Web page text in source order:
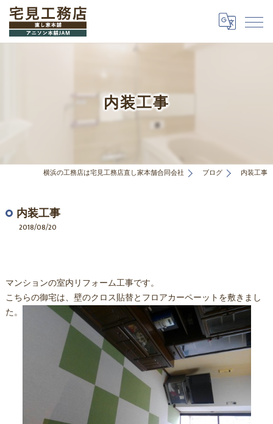
内装工事
横浜の工務店は宅見工務店直し家本舗合同会社 ブログ 内装工事
内装工事
2018/08/20
マンションの室内リフォーム工事です。
こちらの御宅は、壁のクロス貼替とフロアカーペーットを敷きまし
た。